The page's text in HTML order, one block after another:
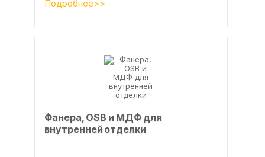
паркетной доски, а так же...
Подробнее>>
Фанера, OSB и МДФ для
внутренней отделки